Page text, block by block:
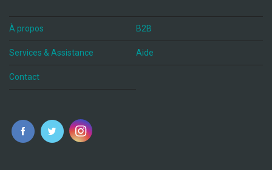
À propos B2B
Services & Assistance Aide
Contact
fr